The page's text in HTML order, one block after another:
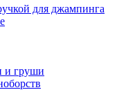
для джампинга
и груши